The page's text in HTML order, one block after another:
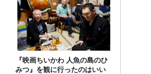
『映画ちいかわ 人魚の島のひ
みつ』を観に行ったのはいい